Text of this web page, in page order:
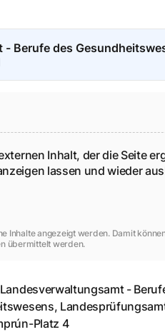
Berufe des
Inhalt, der die Seite
lassen und wieder
Inhalte angezeigt werden. Damit
übermittelt werden.
-
Platz 4